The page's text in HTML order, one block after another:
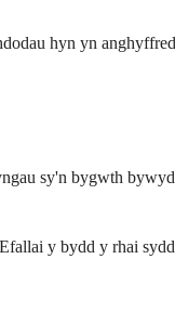
hyn yn
sy'n bygwth
y bydd y rhai